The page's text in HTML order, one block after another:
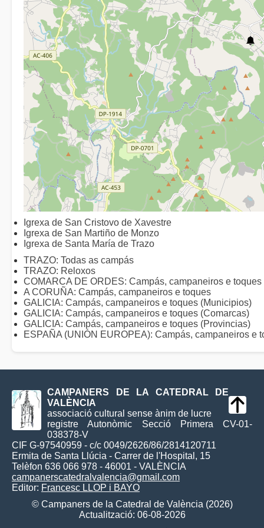
Igrexa de San Cristovo de Xavestre
Igrexa de San Martiño de Monzo
Igrexa de Santa María de Trazo
TRAZO: Todas as campás
TRAZO: Reloxos
COMARCA DE ORDES: Campás, campaneiros e toques
A CORUÑA: Campás, campaneiros e toques
GALICIA: Campás, campaneiros e toques (Municipios)
GALICIA: Campás, campaneiros e toques (Comarcas)
GALICIA: Campás, campaneiros e toques (Provincias)
ESPAÑA (UNIÓN EUROPEA): Campás, campaneiros e
CAMPANERS DE LA CATEDRAL DE
VALÈNCIA
associació cultural sense ànim de lucre
registre Autonòmic Secció Primera CV-01-
038378-V
CIF G-97540959 - c/c 0049/2626/86/2814120711
Ermita de Santa Llúcia - Carrer de l'Hospital, 15
Telèfon 636 066 978 - 46001 - VALÈNCIA
campanerscatedralvalencia@gmail.com
Editor: Francesc LLOP i BAYO
© Campaners de la Catedral de València (2026)
Actualització: 06-08-2026